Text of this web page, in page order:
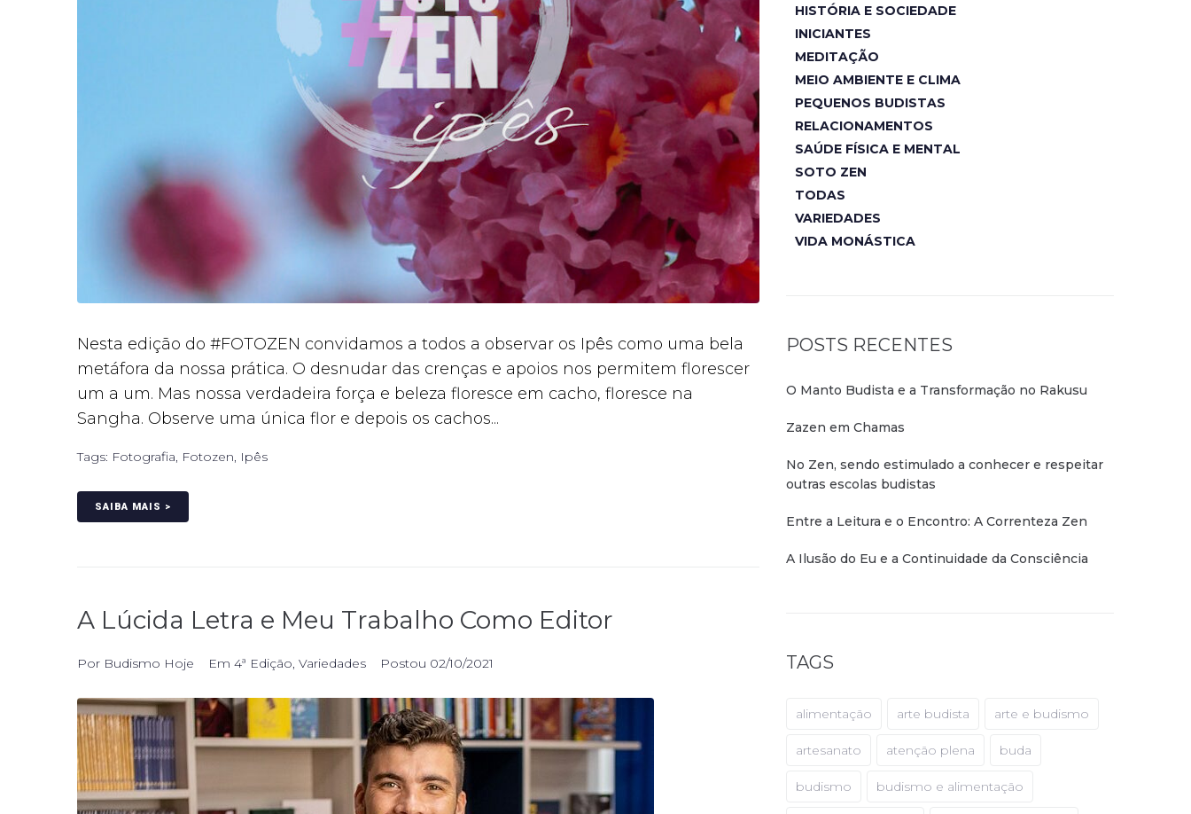
Nesta edição do #FOTOZEN convidamos a todos a observar os Ipês como uma bela
metáfora da nossa prática. O desnudar das crenças e apoios nos permitem florescer
um a um. Mas nossa verdadeira força e beleza floresce em cacho, floresce na
Sangha. Observe uma única flor e depois os cachos...
Tags: Fotografia, Fotozen, Ipês
SAIBA MAIS >
A Lúcida Letra e Meu Trabalho Como Editor
Por Budismo Hoje Em 4ª Edição, Variedades Postou 02/10/2021
HISTÓRIA E SOCIEDADE
INICIANTES
MEDITAÇÃO
MEIO AMBIENTE E CLIMA
PEQUENOS BUDISTAS
RELACIONAMENTOS
SAÚDE FÍSICA E MENTAL
SOTO ZEN
TODAS
VARIEDADES
VIDA MONÁSTICA
POSTS RECENTES
O Manto Budista e a Transformação no Rakusu
Zazen em Chamas
No Zen, sendo estimulado a conhecer e respeitar
outras escolas budistas
Entre a Leitura e o Encontro: A Correnteza Zen
A Ilusão do Eu e a Continuidade da Consciência
TAGS
alimentação arte budista arte e budismo
artesanato atenção plena buda
budismo budismo e alimentação